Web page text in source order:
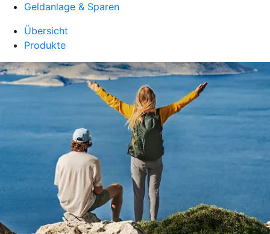
Geldanlage & Sparen
Übersicht
Produkte